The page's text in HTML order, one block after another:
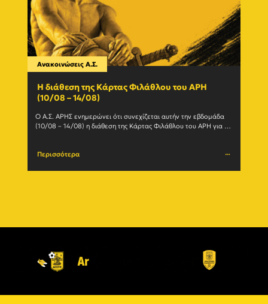
Ανακοινώσεις Α.Σ.
Η διάθεση της Κάρτας Φιλάθλου του ΑΡΗ
(10/08 – 14/08)
Ο Α.Σ. ΑΡΗΣ ενημερώνει ότι συνεχίζεται αυτήν την εβδομάδα
(10/08 – 14/08) η διάθεση της Κάρτας Φιλάθλου του ΑΡΗ για τη
Περισσότερα